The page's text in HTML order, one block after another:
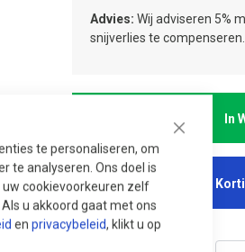
te personaliseren, om
te analyseren. Ons doel is
cookievoorkeuren zelf
u akkoord gaat met ons
en privacybeleid, klikt u op
Advies: Wij adviseren 5%
snijverlies te compenseren.
In